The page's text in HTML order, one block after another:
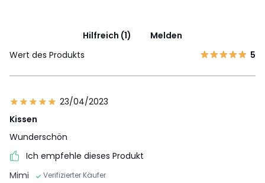
Hilfreich (1)
Melden
Wert des Produkts
5
23/04/2023
Kissen
Wunderschön
Ich empfehle dieses Produkt
Mimi
Verifizierter Käufer